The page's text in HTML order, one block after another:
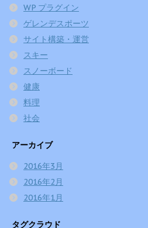
WP プラグイン
ゲレンデスポーツ
サイト構築・運営
スキー
スノーボード
健康
料理
社会
アーカイブ
2016年3月
2016年2月
2016年1月
タグクラウド